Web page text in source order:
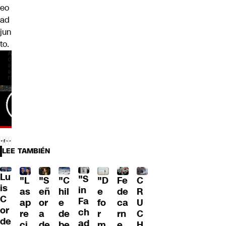
eo
ad
jun
to.
LEE TAMBIÉN
Lu
is
C
or
de
"L
as
ap
re
"S
eñ
or
a
"C
hil
e
de
"S
in
Fa
ch
"D
e
fo
r
Fe
de
ca
rn
C
R
U
C